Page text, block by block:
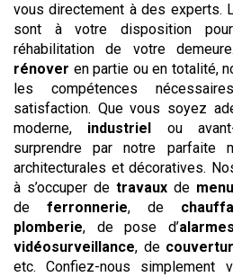
vous directement à des experts.
sont à votre disposition
réhabilitation de votre
rénover en partie ou en totalité,
les compétences
satisfaction. Que vous soyez
moderne, industriel
ou
surprendre par notre parfaite
architecturales et décoratives.
à s’occuper de travaux de
de ferronnerie, de
plomberie, de pose d’alarmes
vidéosurveillance, de
etc. Confiez-nous simplement